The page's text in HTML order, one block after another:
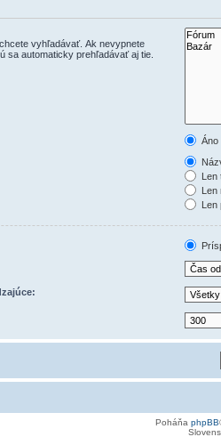
vyhľadávať. Ak nevypnete
sa automaticky prehľadávať aj tie.
Áno
Len
Len
Len
Poháňa phpBB